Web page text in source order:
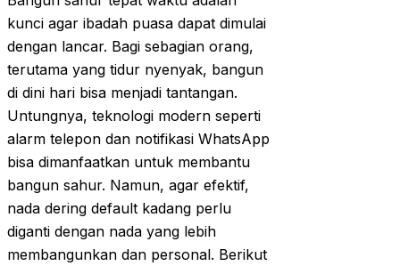
kunci agar ibadah puasa dapat dimulai
dengan lancar. Bagi sebagian orang,
terutama yang tidur nyenyak, bangun
di dini hari bisa menjadi tantangan.
Untungnya, teknologi modern seperti
alarm telepon dan notifikasi WhatsApp
bisa dimanfaatkan untuk membantu
bangun sahur. Namun, agar efektif,
nada dering default kadang perlu
diganti dengan nada yang lebih
membangunkan dan personal. Berikut